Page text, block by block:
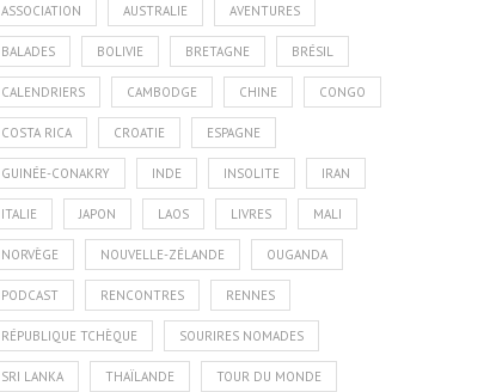
ASSOCIATION AUSTRALIE AVENTURES
BALADES BOLIVIE BRETAGNE BRÉSIL
CALENDRIERS CAMBODGE CHINE CONGO
COSTA RICA CROATIE ESPAGNE
GUINÉE-CONAKRY INDE INSOLITE IRAN
ITALIE JAPON LAOS LIVRES MALI
NORVÈGE NOUVELLE-ZÉLANDE OUGANDA
PODCAST RENCONTRES RENNES
RÉPUBLIQUE TCHÈQUE SOURIRES NOMADES
SRI LANKA THAÏLANDE TOUR DU MONDE